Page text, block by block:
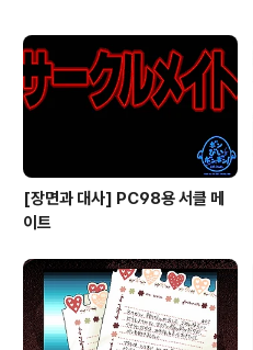
[장면과 대사] PC98용 서클 메
이트